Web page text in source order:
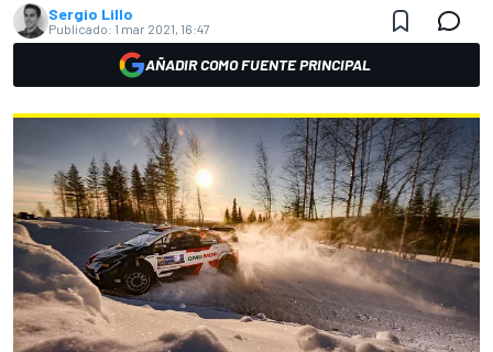
Sergio Lillo
Publicado: 1 mar 2021, 16:47
AÑADIR COMO FUENTE PRINCIPAL